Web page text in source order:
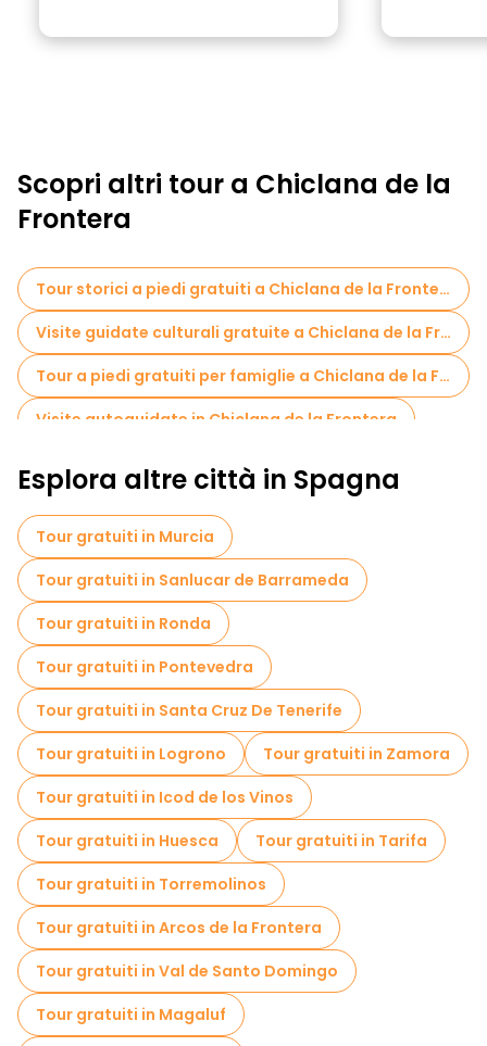
Scopri altri tour a Chiclana de la
Frontera
Tour storici a piedi gratuiti a Chiclana de la Frontera
Visite guidate culturali gratuite a Chiclana de la Frontera
Tour a piedi gratuiti per famiglie a Chiclana de la Frontera
Visite autoguidate in Chiclana de la Frontera
Esplora altre città in Spagna
Tour gratuiti in Murcia
Tour gratuiti in Sanlucar de Barrameda
Tour gratuiti in Ronda
Tour gratuiti in Pontevedra
Tour gratuiti in Santa Cruz De Tenerife
Tour gratuiti in Logrono
Tour gratuiti in Zamora
Tour gratuiti in Icod de los Vinos
Tour gratuiti in Huesca
Tour gratuiti in Tarifa
Tour gratuiti in Torremolinos
Tour gratuiti in Arcos de la Frontera
Tour gratuiti in Val de Santo Domingo
Tour gratuiti in Magaluf